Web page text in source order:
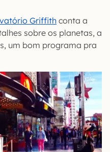
Griffith conta a
sobre os planetas, a
um bom programa pra